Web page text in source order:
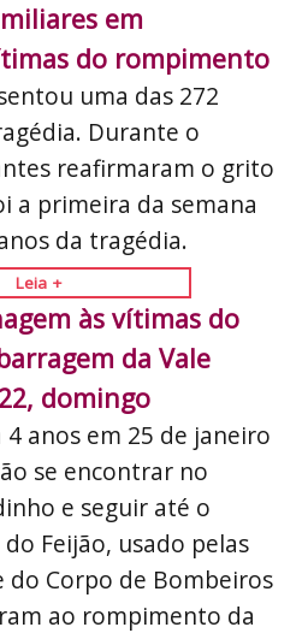
em
do rompimento
uma das 272
Durante o
reafirmaram o grito
a primeira da semana
da tragédia.
Leia +
às vítimas do
da Vale
domingo
anos em 25 de janeiro
se encontrar no
e seguir até o
Feijão, usado pelas
do Corpo de Bombeiros
ao rompimento da